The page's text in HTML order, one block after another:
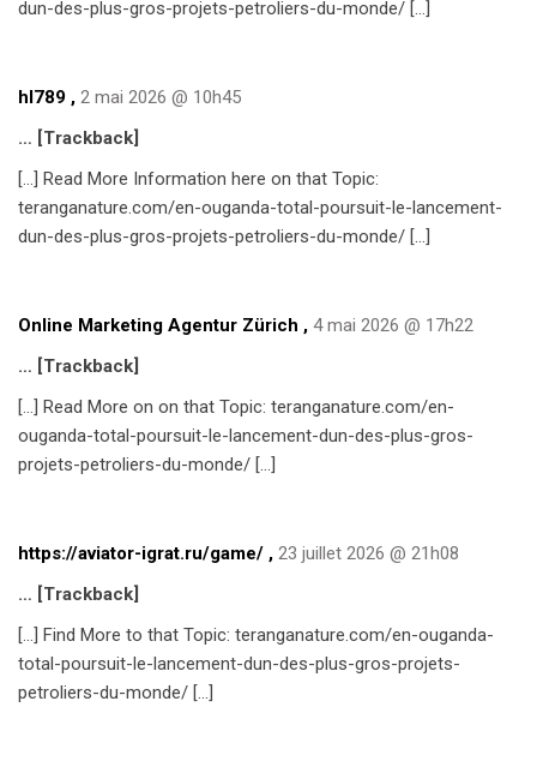
dun-des-plus-gros-projets-petroliers-du-monde/ […]
hl789 , 2 mai 2026 @ 10h45
… [Trackback]
[…] Read More Information here on that Topic:
teranganature.com/en-ouganda-total-poursuit-le-lancement-
dun-des-plus-gros-projets-petroliers-du-monde/ […]
Online Marketing Agentur Zürich , 4 mai 2026 @ 17h22
… [Trackback]
[…] Read More on on that Topic: teranganature.com/en-
ouganda-total-poursuit-le-lancement-dun-des-plus-gros-
projets-petroliers-du-monde/ […]
https://aviator-igrat.ru/game/ , 23 juillet 2026 @ 21h08
… [Trackback]
[…] Find More to that Topic: teranganature.com/en-ouganda-
total-poursuit-le-lancement-dun-des-plus-gros-projets-
petroliers-du-monde/ […]